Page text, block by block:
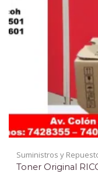
Suministros y
Toner Original